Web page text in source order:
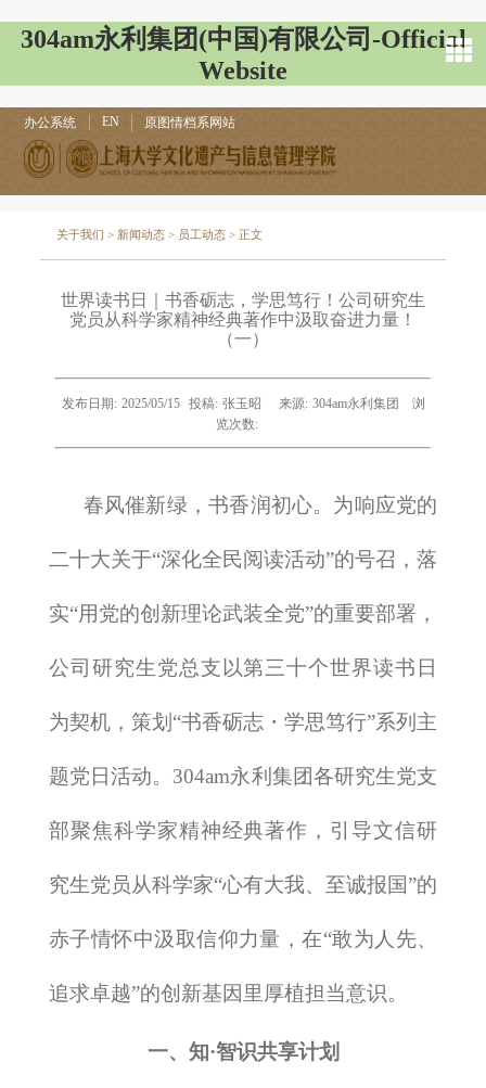
304am永利集团(中国)有限公司-Official
Website
办公系统 EN 原图情档系网站
关于我们 > 新闻动态 > 员工动态 > 正文
世界读书日｜书香砺志，学思笃行！​公司研究生
党员从科学家精神经典著作中汲取奋进力量！
（一）
发布日期: 2025/05/15 投稿: 张玉昭 来源: 304am永利集团
浏
览次数:
春风催新绿，书香润初心。为响应党的
二十大关于“深化全民阅读活动”的号召，落
实“用党的创新理论武装全党”的重要部署，
公司研究生党总支以第三十个世界读书日
为契机，策划“书香砺志・学思笃行”系列主
题党日活动。​304am永利集团各研究生党支
部聚焦科学家精神经典著作，引导文信研
究生党员从科学家“心有大我、至诚报国”的
赤子情怀中汲取信仰力量，在“敢为人先、
追求卓越”的创新基因里厚植担当意识。
一、知·智识共享计划